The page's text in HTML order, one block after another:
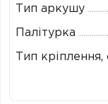
Тип аркушу
Палітурка
Тип